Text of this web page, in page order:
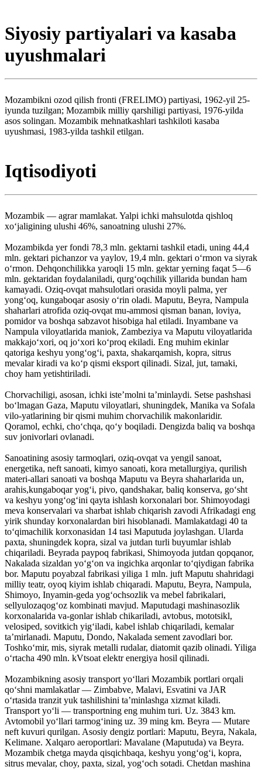
Siyosiy partiyalari va kasaba
uyushmalari
Mozambikni ozod qilish fronti (FRELIMO) partiyasi, 1962-yil 25-
iyunda tuzilgan; Mozambik milliy qarshiligi partiyasi, 1976-yilda
asos solingan. Mozambik mehnatkashlari tashkiloti kasaba
uyushmasi, 1983-yilda tashkil etilgan.
Iqtisodiyoti
Mozambik — agrar mamlakat. Yalpi ichki mahsulotda qishloq
xoʻjaligining ulushi 46%, sanoatning ulushi 27%.
Mozambikda yer fondi 78,3 mln. gektarni tashkil etadi, uning 44,4
mln. gektari pichanzor va yaylov, 19,4 mln. gektari oʻrmon va siyrak
oʻrmon. Dehqonchilikka yaroqli 15 mln. gektar yerning faqat 5—6
mln. gektaridan foydalaniladi, qurgʻoqchilik yillarida bundan ham
kamayadi. Oziq-ovqat mahsulotlari orasida moyli palma, yer
yongʻoq, kungaboqar asosiy oʻrin oladi. Maputu, Beyra, Nampula
shaharlari atrofida oziq-ovqat mu-ammosi qisman banan, loviya,
pomidor va boshqa sabzavot hisobiga hal etiladi. Inyambane va
Nampula viloyatlarida maniok, Zambeziya va Maputu viloyatlarida
makkajoʻxori, oq joʻxori koʻproq ekiladi. Eng muhim ekinlar
qatoriga keshyu yongʻogʻi, paxta, shakarqamish, kopra, sitrus
mevalar kiradi va koʻp qismi eksport qilinadi. Sizal, jut, tamaki,
choy ham yetishtiriladi.
Chorvachiligi, asosan, ichki isteʼmolni taʼminlaydi. Setse pashshasi
boʻlmagan Gaza, Maputu viloyatlari, shuningdek, Manika va Sofala
vilo-yatlarining bir qismi muhim chorvachilik makonlaridir.
Qoramol, echki, choʻchqa, qoʻy boqiladi. Dengizda baliq va boshqa
suv jonivorlari ovlanadi.
Sanoatining asosiy tarmoqlari, oziq-ovqat va yengil sanoat,
energetika, neft sanoati, kimyo sanoati, kora metallurgiya, qurilish
materi-allari sanoati va boshqa Maputu va Beyra shaharlarida un,
arahis,kungaboqar yogʻi, pivo, qandshakar, baliq konserva, goʻsht
va keshyu yongʻogʻini qayta ishlash korxonalari bor. Shimoyodagi
meva konservalari va sharbat ishlab chiqarish zavodi Afrikadagi eng
yirik shunday korxonalardan biri hisoblanadi. Mamlakatdagi 40 ta
toʻqimachilik korxonasidan 14 tasi Maputuda joylashgan. Ularda
paxta, shuningdek kopra, sizal va jutdan turli buyumlar ishlab
chiqariladi. Beyrada paypoq fabrikasi, Shimoyoda jutdan qopqanor,
Nakalada sizaldan yoʻgʻon va ingichka arqonlar toʻqiydigan fabrika
bor. Maputu poyabzal fabrikasi yiliga 1 mln. juft Maputu shahridagi
milliy teatr, oyoq kiyim ishlab chiqaradi. Maputu, Beyra, Nampula,
Shimoyo, Inyamin-geda yogʻochsozlik va mebel fabrikalari,
sellyulozaqogʻoz kombinati mavjud. Maputudagi mashinasozlik
korxonalarida va-gonlar ishlab chikariladi, avtobus, mototsikl,
velosiped, sovitkich yigʻiladi, kabel ishlab chiqariladi, kemalar
taʼmirlanadi. Maputu, Dondo, Nakalada sement zavodlari bor.
Toshkoʻmir, mis, siyrak metalli rudalar, diatomit qazib olinadi. Yiliga
oʻrtacha 490 mln. kVtsoat elektr energiya hosil qilinadi.
Mozambikning asosiy transport yoʻllari Mozambik portlari orqali
qoʻshni mamlakatlar — Zimbabve, Malavi, Esvatini va JAR
oʻrtasida tranzit yuk tashilishini taʼminlashga xizmat kiladi.
Transport yoʻli — transportning eng muhim turi. Uz. 3843 km.
Avtomobil yoʻllari tarmogʻining uz. 39 ming km. Beyra — Mutare
neft kuvuri qurilgan. Asosiy dengiz portlari: Maputu, Beyra, Nakala,
Kelimane. Xalqaro aeroportlari: Mavalane (Maputuda) va Beyra.
Mozambik chetga mayda qisqichbaqa, keshyu yongʻogʻi, kopra,
sitrus mevalar, choy, paxta, sizal, yogʻoch sotadi. Chetdan mashina